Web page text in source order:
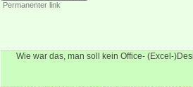
Permanenter link
Wie war das, man soll kein Office- (Excel-